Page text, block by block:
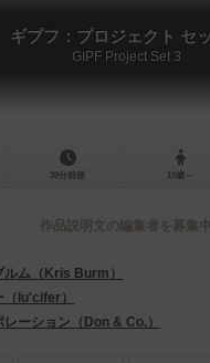
ギプフ：プロジェクト セ
GIPF Project Set 3
30分前後 10歳～
作品説明文の編集者を募集中
ルム（Kris Burm）
（lu'cifer）
レーション（Don & Co.）